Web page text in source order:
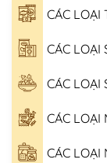
CÁC LOẠI
CÁC LOẠI
CÁC LOẠI
CÁC LOẠI
CÁC LOẠI